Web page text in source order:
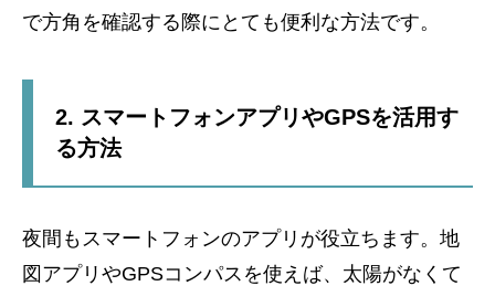
で方角を確認する際にとても便利な方法です。
2. スマートフォンアプリやGPSを活用す
る方法
夜間もスマートフォンのアプリが役立ちます。地
図アプリやGPSコンパスを使えば、太陽がなくて